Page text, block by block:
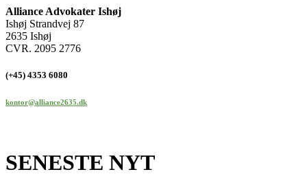
Alliance Advokater Ishøj
Ishøj Strandvej 87
2635 Ishøj
CVR. 2095 2776
(+45) 4353 6080
kontor@alliance2635.dk
SENESTE NYT